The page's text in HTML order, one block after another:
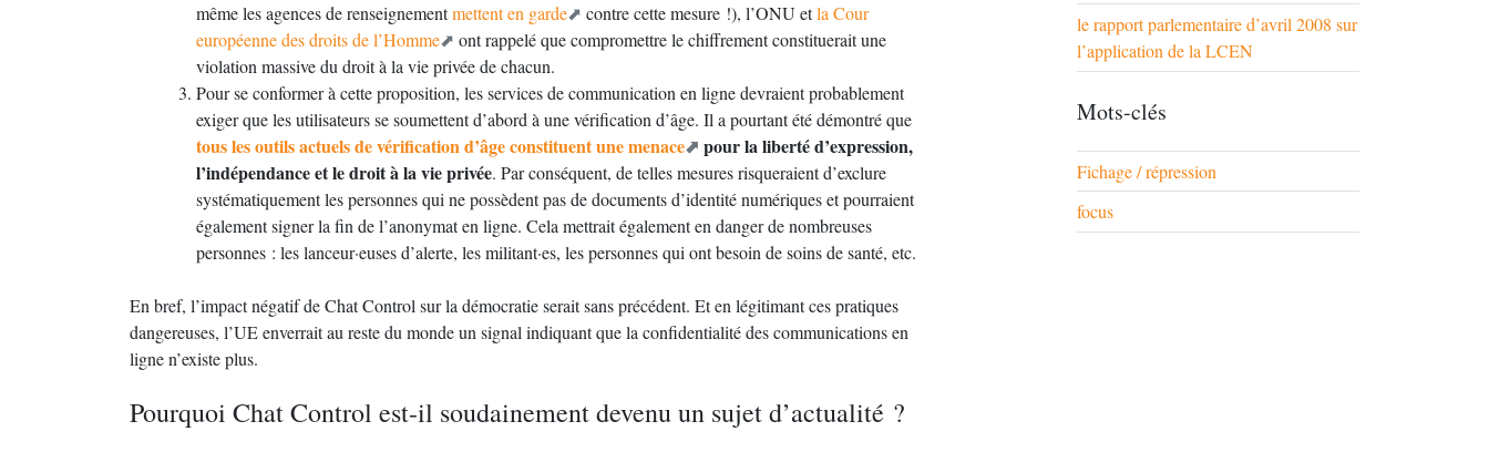
même les agences de renseignementmettent en garde contre cette mesure !), l’ONU etla Cour
européenne des droits de l’Homme
ont rappelé que compromettre le chiffrement constituerait une
violation massive du droit à la vie privée de chacun.
Pour se conformer à cette proposition, les services de communication en ligne devraient probablement
exiger que les utilisateurs se soumettent d’abord à une vérification d’âge. Il a pourtant été démontré que
tous les outils actuels de vérification d’âge constituent une menace
pour la liberté d’expression,
l’indépendance et le droit à la vie privée. Par conséquent, de telles mesures risqueraient d’exclure
systématiquement les personnes qui ne possèdent pas de documents d’identité numériques et pourraient
également signer la fin de l’anonymat en ligne. Cela mettrait également en danger de nombreuses
personnes : les lanceur·euses d’alerte, les militant·es, les personnes qui ont besoin de soins de santé, etc.
En bref, l’impact négatif de Chat Control sur la démocratie serait sans précédent. Et en légitimant ces pratiques
dangereuses, l’UE enverrait au reste du monde un signal indiquant que la confidentialité des communications en
ligne n’existe plus.
Pourquoi Chat Control est-il soudainement devenu un sujet d’actualité ?
le rapport parlementaire d’avril 2008 sur
l’application de la LCEN
Mots-clés
Fichage / répression
focus